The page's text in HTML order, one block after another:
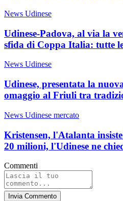
News Udinese
Udinese-Padova, al via la
sfida di Coppa Italia: tutte
News Udinese
Udinese, presentata la
omaggio al Friuli tra
News Udinese mercato
Kristensen, l'Atalanta
20 milioni, l'Udinese ne
Commenti
Invia Commento